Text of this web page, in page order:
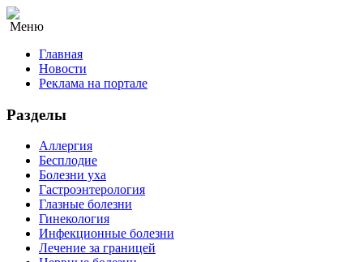
Меню
Главная
Новости
Реклама на портале
Разделы
Аллергия
Бесплодие
Болезни уха
Гастроэнтерология
Глазные болезни
Гинекология
Инфекционные болезни
Лечение за границей